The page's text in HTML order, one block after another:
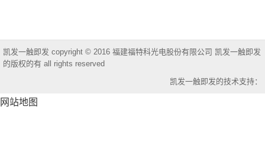
凯发一触即发 copyright © 2016 福建福特科光电股份有限公司 凯发一触即发
的版权的有 all rights reserved
凯发一触即发的技术支持：
网站地图